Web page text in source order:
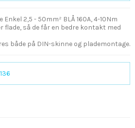
Enkel 2,5 - 50mm² BLÅ 160A, 4-10Nm
flade, så de får en bedre kontakt med
både på DIN-skinne og plademontage.